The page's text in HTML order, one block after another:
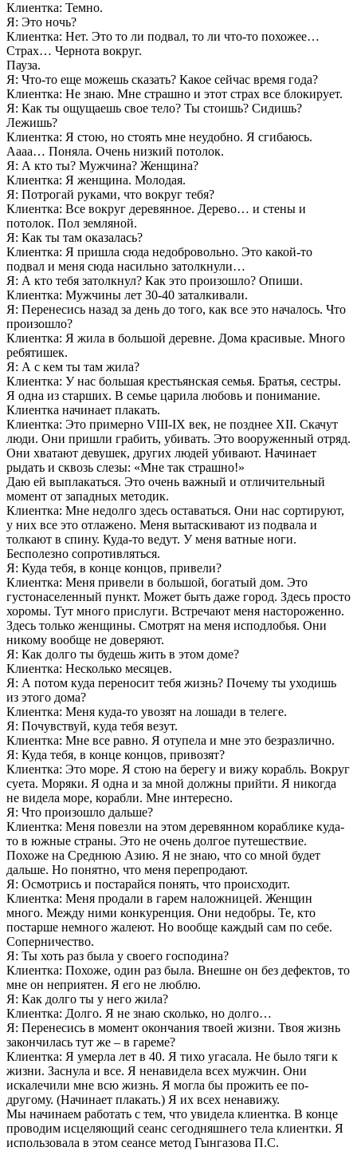
Клиентка: Темно.
Я: Это ночь?
Клиентка: Нет. Это то ли подвал, то ли что-то похожее…
Страх… Чернота вокруг.
Пауза.
Я: Что-то еще можешь сказать? Какое сейчас время года?
Клиентка: Не знаю. Мне страшно и этот страх все блокирует.
Я: Как ты ощущаешь свое тело? Ты стоишь? Сидишь?
Лежишь?
Клиентка: Я стою, но стоять мне неудобно. Я сгибаюсь.
Аааа… Поняла. Очень низкий потолок.
Я: А кто ты? Мужчина? Женщина?
Клиентка: Я женщина. Молодая.
Я: Потрогай руками, что вокруг тебя?
Клиентка: Все вокруг деревянное. Дерево… и стены и
потолок. Пол земляной.
Я: Как ты там оказалась?
Клиентка: Я пришла сюда недобровольно. Это какой-то
подвал и меня сюда насильно затолкнули…
Я: А кто тебя затолкнул? Как это произошло? Опиши.
Клиентка: Мужчины лет 30-40 заталкивали.
Я: Перенесись назад за день до того, как все это началось. Что
произошло?
Клиентка: Я жила в большой деревне. Дома красивые. Много
ребятишек.
Я: А с кем ты там жила?
Клиентка: У нас большая крестьянская семья. Братья, сестры.
Я одна из старших. В семье царила любовь и понимание.
Клиентка начинает плакать.
Клиентка: Это примерно VIII-IX век, не позднее XII. Скачут
люди. Они пришли грабить, убивать. Это вооруженный отряд.
Они хватают девушек, других людей убивают. Начинает
рыдать и сквозь слезы: «Мне так страшно!»
Даю ей выплакаться. Это очень важный и отличительный
момент от западных методик.
Клиентка: Мне недолго здесь оставаться. Они нас сортируют,
у них все это отлажено. Меня вытаскивают из подвала и
толкают в спину. Куда-то ведут. У меня ватные ноги.
Бесполезно сопротивляться.
Я: Куда тебя, в конце концов, привели?
Клиентка: Меня привели в большой, богатый дом. Это
густонаселенный пункт. Может быть даже город. Здесь просто
хоромы. Тут много прислуги. Встречают меня настороженно.
Здесь только женщины. Смотрят на меня исподлобья. Они
никому вообще не доверяют.
Я: Как долго ты будешь жить в этом доме?
Клиентка: Несколько месяцев.
Я: А потом куда переносит тебя жизнь? Почему ты уходишь
из этого дома?
Клиентка: Меня куда-то увозят на лошади в телеге.
Я: Почувствуй, куда тебя везут.
Клиентка: Мне все равно. Я отупела и мне это безразлично.
Я: Куда тебя, в конце концов, привозят?
Клиентка: Это море. Я стою на берегу и вижу корабль. Вокруг
суета. Моряки. Я одна и за мной должны прийти. Я никогда
не видела море, корабли. Мне интересно.
Я: Что произошло дальше?
Клиентка: Меня повезли на этом деревянном кораблике куда-
то в южные страны. Это не очень долгое путешествие.
Похоже на Среднюю Азию. Я не знаю, что со мной будет
дальше. Но понятно, что меня перепродают.
Я: Осмотрись и постарайся понять, что происходит.
Клиентка: Меня продали в гарем наложницей. Женщин
много. Между ними конкуренция. Они недобры. Те, кто
постарше немного жалеют. Но вообще каждый сам по себе.
Соперничество.
Я: Ты хоть раз была у своего господина?
Клиентка: Похоже, один раз была. Внешне он без дефектов, то
мне он неприятен. Я его не люблю.
Я: Как долго ты у него жила?
Клиентка: Долго. Я не знаю сколько, но долго…
Я: Перенесись в момент окончания твоей жизни. Твоя жизнь
закончилась тут же – в гареме?
Клиентка: Я умерла лет в 40. Я тихо угасала. Не было тяги к
жизни. Заснула и все. Я ненавидела всех мужчин. Они
искалечили мне всю жизнь. Я могла бы прожить ее по-
другому. (Начинает плакать.) Я их всех ненавижу.
Мы начинаем работать с тем, что увидела клиентка. В конце
проводим исцеляющий сеанс сегодняшнего тела клиентки. Я
использовала в этом сеансе метод Гынгазова П.С.